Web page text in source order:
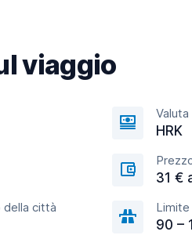
viaggio
Valuta
HRK
31 €
della città
90 –